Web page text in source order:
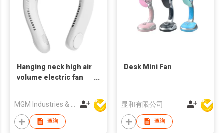
Hanging neck high air
volume electric fan
查询
Desk Mini Fan
显和有限公司
查询